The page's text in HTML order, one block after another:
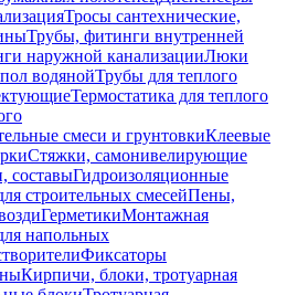
Тросы сантехнические,
Трубы, фитинги внутренней
наружной канализацииЛюки
водянойТрубы для теплого
Термостатика для теплого
смеси и грунтовкиКлеевые
Стяжки, самонивелирующие
составыГидроизоляционные
строительных смесейПены,
ГерметикиМонтажная
напольных
Фиксаторы
Кирпичи, блоки, тротуарная